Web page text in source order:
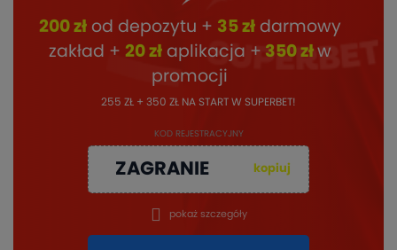
200 złod depozytu + 35 złdarmowy
zakład + 20 złaplikacja + 350 zł w
promocji
255 ZŁ + 350 ZŁ NA START W SUPERBET!
KOD REJESTRACYJNY
ZAGRANIE kopiuj
pokaż szczegóły